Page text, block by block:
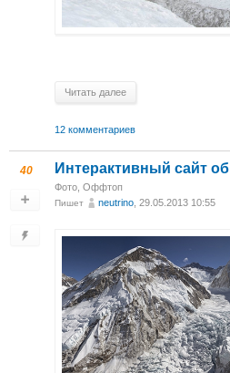
Читать далее
12 комментариев
40 Интерактивный сайт
Фото Оффтоп
Пишет neutrino , 29.05.2013 10:55